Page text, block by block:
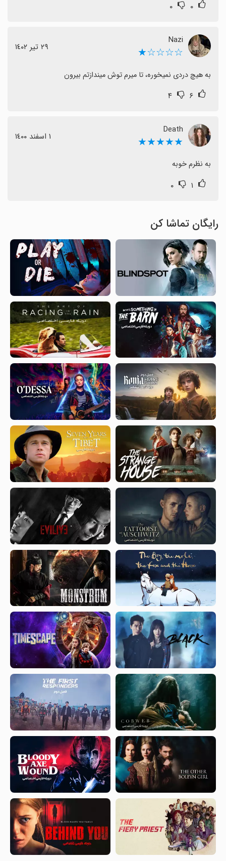
۰ ۰
Nazi
☆☆☆☆★ ٢٩ تیر ١٤٠٢
به هیچ دردی نمیخوره، تا میرم توش میندازتم بیرون
۶ ۴
‎Death
★★★★★ ١ اسفند ١٤٠٠
به نظرم خوبه
۱ ۰
رایگان تماشا کن